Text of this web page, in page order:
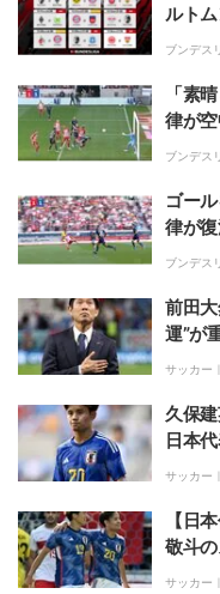
ルト
白押
ブンデス
「素
律が
ポジ
ブンデス
ゴー
律が
璧に
ブンデス
前田
運”が
Kを約
サッカー｜
久保
日本
サッカー｜
【日
敬斗
前日
サッカー｜